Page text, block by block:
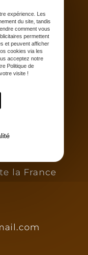
la France
expérience. Les
du site, tandis
comment vous
permettent
et peuvent afficher
cookies via les
acceptez notre
Politique de
visite !